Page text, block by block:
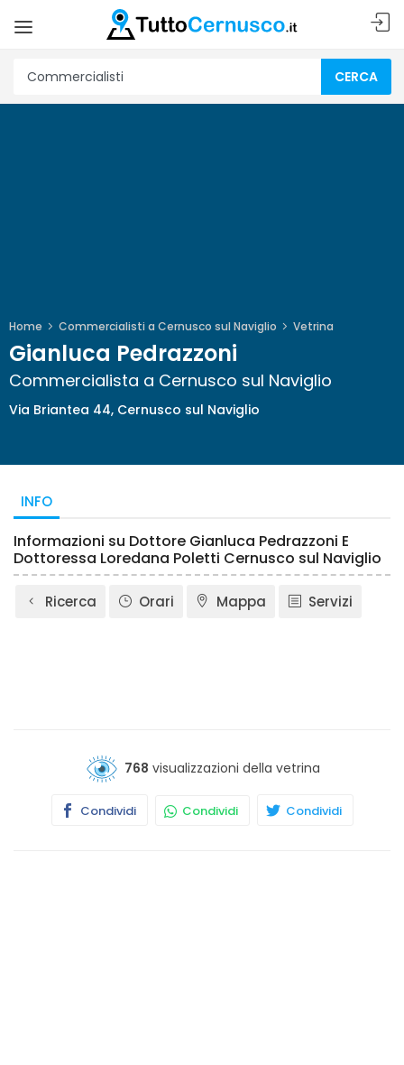
CERCA
Home Commercialisti a Cernusco sul Naviglio Vetrina
Gianluca Pedrazzoni
Commercialista a Cernusco sul Naviglio
Via Briantea 44, Cernusco sul Naviglio
INFO
Informazioni su Dottore Gianluca Pedrazzoni E
Dottoressa Loredana Poletti Cernusco sul Naviglio
Ricerca Orari Mappa Servizi
768 visualizzazioni della vetrina
Condividi Condividi Condividi